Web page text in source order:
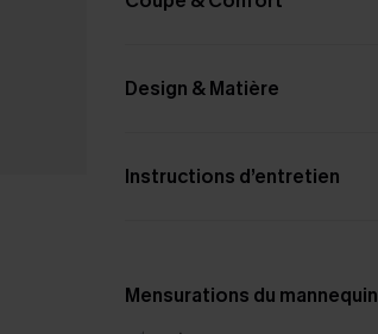
Design & Matière
Instructions d’entretien
Mensurations du mannequin